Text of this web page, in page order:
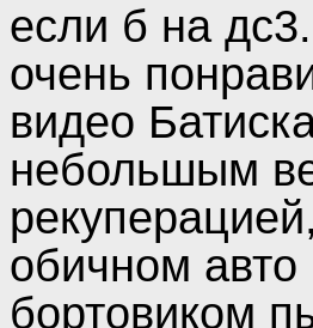
если б на
очень
видео
небольшым
обичном авто
бортовиком